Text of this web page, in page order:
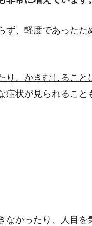
ず、軽度であったた
り、かきむしること
症状が見られること
なかったり、人目を